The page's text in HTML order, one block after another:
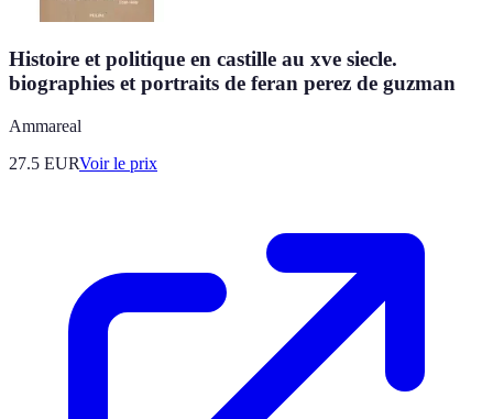
Histoire et politique en castille au xve siecle.
biographies et portraits de feran perez de guzman
Ammareal
27.5 EURVoir le prix